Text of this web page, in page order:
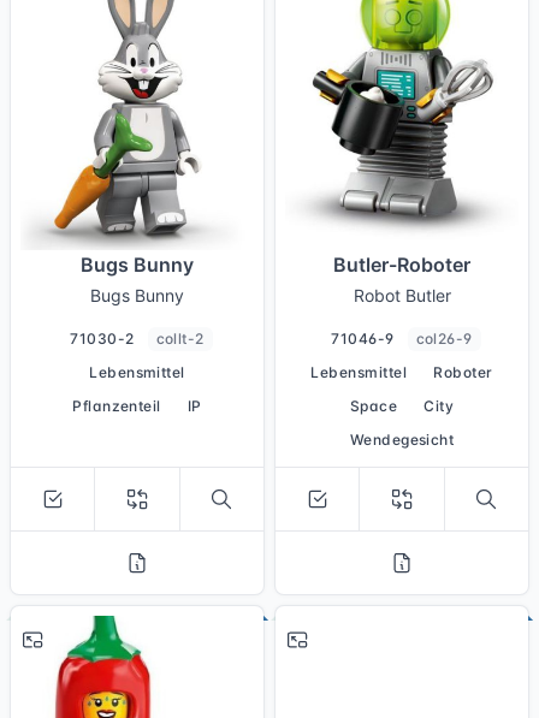
Bugs Bunny
Bugs Bunny
71030-2
collt-2
Lebensmittel
Pflanzenteil
IP
Butler-Roboter
Robot Butler
71046-9
col26-9
Lebensmittel
Roboter
Space
City
Wendegesicht